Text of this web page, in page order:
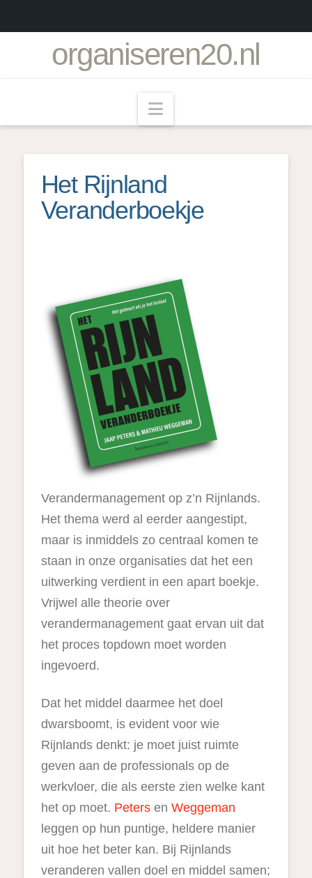
organiseren20.nl
Navigation
Het Rijnland
Veranderboekje
Verandermanagement op z’n Rijnlands.
Het thema werd al eerder aangestipt,
maar is inmiddels zo centraal komen te
staan in onze organisaties dat het een
uitwerking verdient in een apart boekje.
Vrijwel alle theorie over
verandermanagement gaat ervan uit dat
het proces topdown moet worden
ingevoerd.
Dat het middel daarmee het doel
dwarsboomt, is evident voor wie
Rijnlands denkt: je moet juist ruimte
geven aan de professionals op de
werkvloer, die als eerste zien welke kant
het op moet. Petersen Weggeman
leggen op hun puntige, heldere manier
uit hoe het beter kan. Bij Rijnlands
veranderen vallen doel en middel samen;